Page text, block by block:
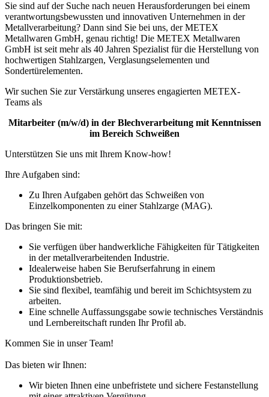
Sie sind auf der Suche nach neuen Herausforderungen bei einem
verantwortungsbewussten und innovativen Unternehmen in der
Metallverarbeitung? Dann sind Sie bei uns, der METEX
Metallwaren GmbH, genau richtig! Die METEX Metallwaren
GmbH ist seit mehr als 40 Jahren Spezialist für die Herstellung von
hochwertigen Stahlzargen, Verglasungselementen und
Sondertürelementen.
Wir suchen Sie zur Verstärkung unseres engagierten METEX-
Teams als
Mitarbeiter (m/w/d) in der Blechverarbeitung mit Kenntnissen
im Bereich Schweißen
Unterstützen Sie uns mit Ihrem Know-how!
Ihre Aufgaben sind:
Zu Ihren Aufgaben gehört das Schweißen von
Einzelkomponenten zu einer Stahlzarge (MAG).
Das bringen Sie mit:
Sie verfügen über handwerkliche Fähigkeiten für Tätigkeiten
in der metallverarbeitenden Industrie.
Idealerweise haben Sie Berufserfahrung in einem
Produktionsbetrieb.
Sie sind flexibel, teamfähig und bereit im Schichtsystem zu
arbeiten.
Eine schnelle Auffassungsgabe sowie technisches Verständnis
und Lernbereitschaft runden Ihr Profil ab.
Kommen Sie in unser Team!
Das bieten wir Ihnen:
Wir bieten Ihnen eine unbefristete und sichere Festanstellung